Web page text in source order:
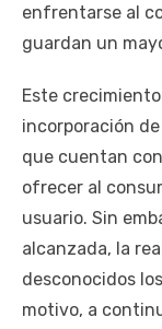
enfrentarse al
guardan un
Este
incorporación
que cuentan
ofrecer al
usuario. Sin
alcanzada, la
desconocidos
motivo, a